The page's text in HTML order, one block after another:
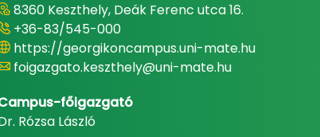
8360 Keszthely, Deák Ferenc utca 16.
+36-83/545-000
https://georgikoncampus.uni-mate.hu
foigazgato.keszthely@uni-mate.hu
főigazgató
Rózsa László